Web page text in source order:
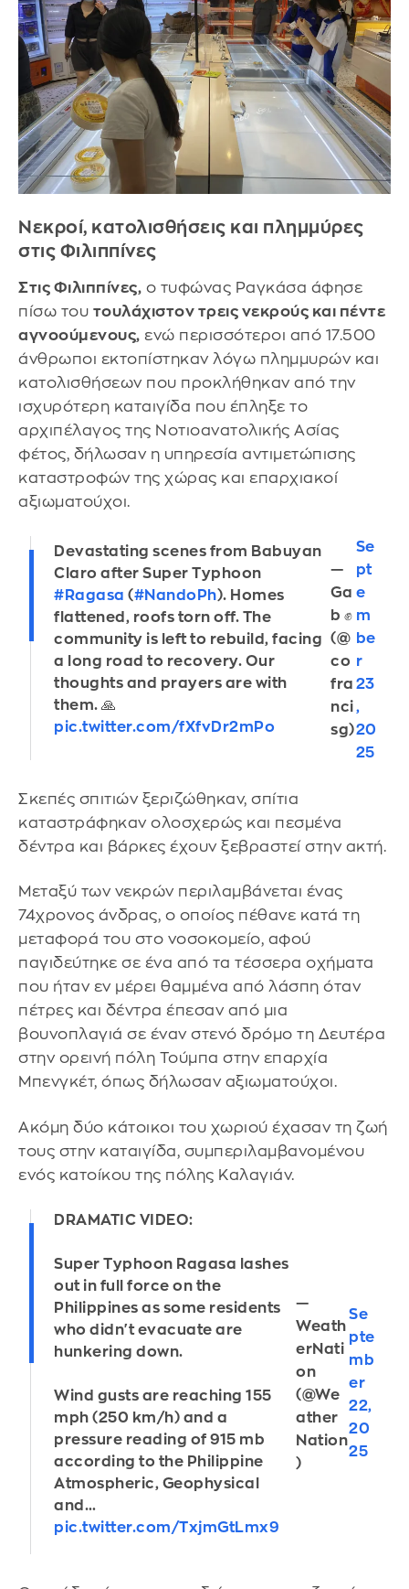
Νεκροί, κατολισθήσεις και πλημμύρες
στις Φιλιππίνες
Στις Φιλιππίνες, ο τυφώνας Ραγκάσα άφησε
πίσω του τουλάχιστον τρεις νεκρούς και πέντε
αγνοούμενους, ενώ περισσότεροι από 17.500
άνθρωποι εκτοπίστηκαν λόγω πλημμυρών και
κατολισθήσεων που προκλήθηκαν από την
ισχυρότερη καταιγίδα που έπληξε το
αρχιπέλαγος της Νοτιοανατολικής Ασίας
φέτος, δήλωσαν η υπηρεσία αντιμετώπισης
καταστροφών της χώρας και επαρχιακοί
αξιωματούχοι.
Devastating scenes from Babuyan
Claro after Super Typhoon
#Ragasa (#NandoPh). Homes
flattened, roofs torn off. The
community is left to rebuild, facing
a long road to recovery. Our
thoughts and prayers are with
them. 🙏
pic.twitter.com/fXfvDr2mPo
—
Ga
b ✊
(@
co
fra
nci
sg)
Se
pt
e
m
be
r
23
,
20
25
Σκεπές σπιτιών ξεριζώθηκαν, σπίτια
καταστράφηκαν ολοσχερώς και πεσμένα
δέντρα και βάρκες έχουν ξεβραστεί στην ακτή.
Μεταξύ των νεκρών περιλαμβάνεται ένας
74χρονος άνδρας, ο οποίος πέθανε κατά τη
μεταφορά του στο νοσοκομείο, αφού
παγιδεύτηκε σε ένα από τα τέσσερα οχήματα
που ήταν εν μέρει θαμμένα από λάσπη όταν
πέτρες και δέντρα έπεσαν από μια
βουνοπλαγιά σε έναν στενό δρόμο τη Δευτέρα
στην ορεινή πόλη Τούμπα στην επαρχία
Μπενγκέτ, όπως δήλωσαν αξιωματούχοι.
Ακόμη δύο κάτοικοι του χωριού έχασαν τη ζωή
τους στην καταιγίδα, συμπεριλαμβανομένου
ενός κατοίκου της πόλης Καλαγιάν.
DRAMATIC VIDEO:
Super Typhoon Ragasa lashes
out in full force on the
Philippines as some residents
who didn't evacuate are
hunkering down.
Wind gusts are reaching 155
mph (250 km/h) and a
pressure reading of 915 mb
according to the Philippine
Atmospheric, Geophysical
and…
pic.twitter.com/TxjmGtLmx9
—
Weath
erNati
on
(@We
ather
Nation
)
Se
pte
mb
er
22,
20
25